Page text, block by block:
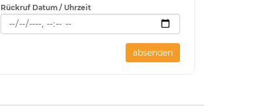
Rückruf Datum / Uhrzeit
absenden